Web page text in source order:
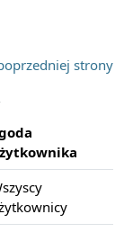
strony